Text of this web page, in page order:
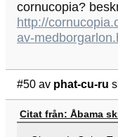
cornucopia?
http://
av-
#50 av phat-cu-ru
Citat från: Åbama